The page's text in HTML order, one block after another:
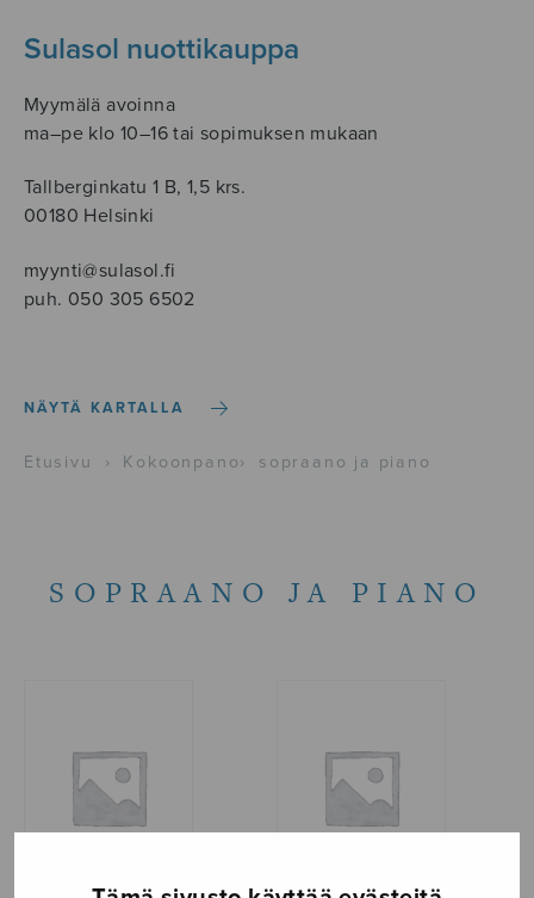
Sulasol nuottikauppa
Myymälä avoinna
ma–pe klo 10–16 tai sopimuksen mukaan
Tallberginkatu 1 B, 1,5 krs.
00180 Helsinki
myynti@sulasol.fi
puh. 050 305 6502
NÄYTÄ KARTALLA
Etusivu › Kokoonpano› sopraano ja piano
SOPRAANO JA PIANO